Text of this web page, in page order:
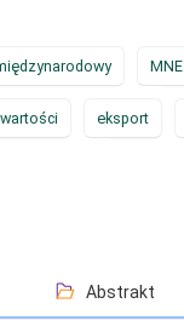
MNE
eksport
Abstrakt